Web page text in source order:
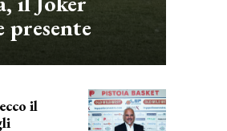
presente
il